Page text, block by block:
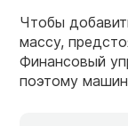
Чтобы
массу,
Финансовый
поэтому